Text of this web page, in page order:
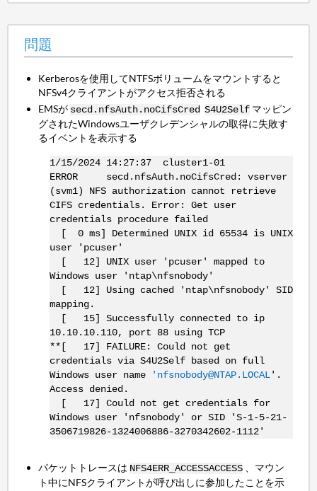
問題
Kerberosを使用してNTFSボリュームをマウントすると
NFSv4クライアントがアクセス拒否される
EMSが secd.nfsAuth.noCifsCred S4U2Self マッピン
グされたWindowsユーザクレデンシャルの取得に失敗す
るイベントを表示する
1/15/2024 14:27:37 cluster1-01
ERROR secd.nfsAuth.noCifsCred: vserver
(svm1) NFS authorization cannot retrieve
CIFS credentials. Error: Get user
credentials procedure failed
[ 0 ms] Determined UNIX id 65534 is UNIX
user 'pcuser'
[ 12] UNIX user 'pcuser' mapped to
Windows user 'ntap\nfsnobody'
[ 12] Using cached 'ntap\nfsnobody' SID
mapping.
[ 15] Successfully connected to ip
10.10.10.110, port 88 using TCP
**[ 17] FAILURE: Could not get
credentials via S4U2Self based on full
Windows user name
'nfsnobody@NTAP.LOCAL'.
Access denied.
[ 17] Could not get credentials for
Windows user 'nfsnobody' or SID 'S-1-5-21-
3506719826-1324006886-3270342602-1112'
パケットトレースは NFS4ERR_ACCESSACCESS 、マウン
ト中にNFSクライアントが呼び出しに参加したことを示